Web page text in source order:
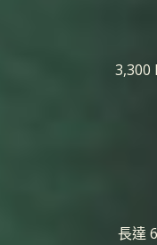
3,300
長達